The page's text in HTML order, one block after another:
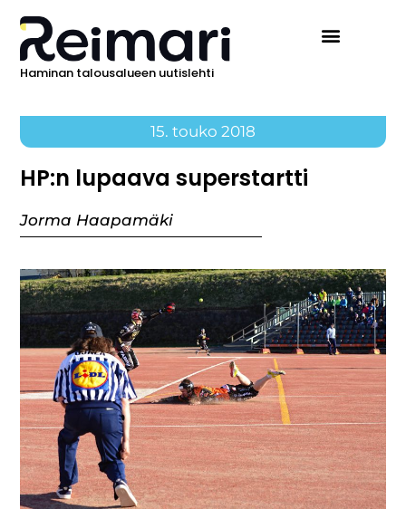
Haminan talousalueen uutislehti
15. touko 2018
HP:n lupaava superstartti
Jorma Haapamäki